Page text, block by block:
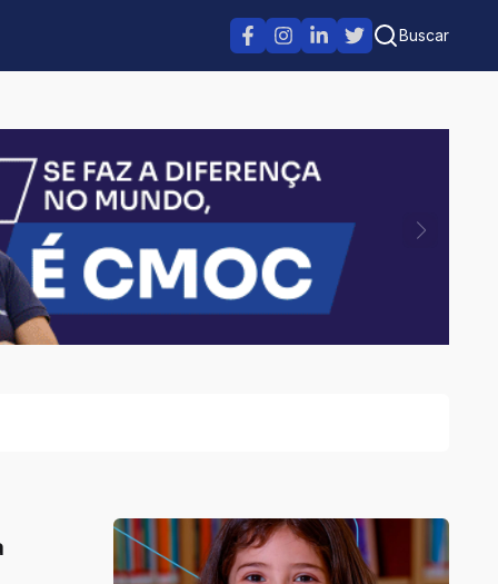
Buscar